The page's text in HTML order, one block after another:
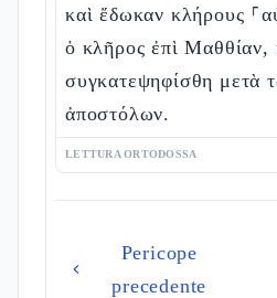
καὶ ἔδωκαν κλήρους
ὁ κλῆρος ἐπὶ Μαθθίαν,
συγκατεψηφίσθη μετὰ
ἀποστόλων.
LETTURA ORTODOSSA
Pericope
precedente